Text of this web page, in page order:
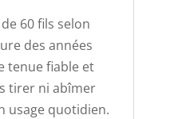
60 fils selon
des années
tenue fiable et
tirer ni abîmer
usage quotidien.